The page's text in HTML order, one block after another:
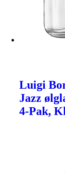
Luigi
Jazz
4-Pak,